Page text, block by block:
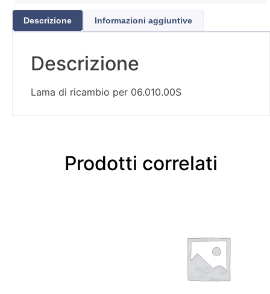
Descrizione Informazioni aggiuntive
Descrizione
Lama di ricambio per 06.010.00S
Prodotti correlati